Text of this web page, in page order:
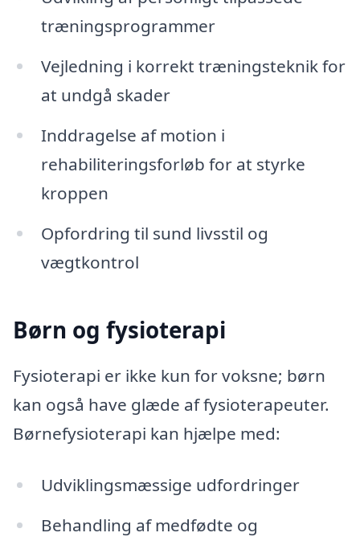
træningsprogrammer
Vejledning i korrekt træningsteknik for
at undgå skader
Inddragelse af motion i
rehabiliteringsforløb for at styrke
kroppen
Opfordring til sund livsstil og
vægtkontrol
Børn og fysioterapi
Fysioterapi er ikke kun for voksne; børn
kan også have glæde af fysioterapeuter.
Børnefysioterapi kan hjælpe med:
Udviklingsmæssige udfordringer
Behandling af medfødte og